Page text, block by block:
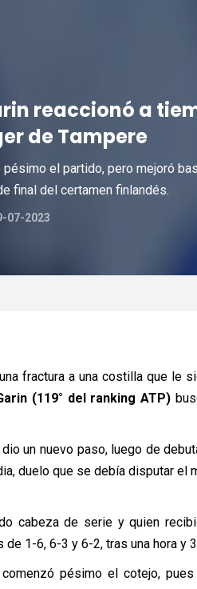
reaccionó a
de Tampere
el partido, pero mejoró
final del certamen finlandés.
07-2023
fractura a una costilla que le
(119° del ranking ATP)
un nuevo paso, luego de
duelo que se debía disputar
cabeza de serie y quien
1-6, 6-3 y 6-2, tras una hora y
comenzó pésimo el cotejo,